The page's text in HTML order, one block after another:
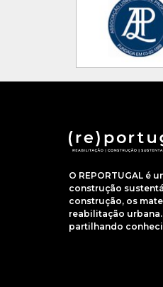
O REPORTUGAL é
construção
construção, os
reabilitação
partilhando